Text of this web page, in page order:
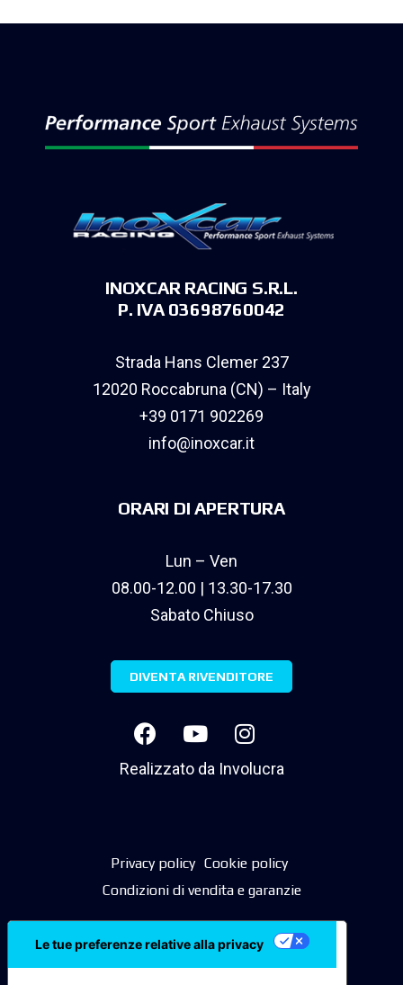
INOXCAR RACING S.R.L.
P. IVA 03698760042
Strada Hans Clemer 237
12020 Roccabruna (CN) – Italy
+39 0171 902269
info@inoxcar.it
ORARI DI APERTURA
Lun – Ven
08.00-12.00 | 13.30-17.30
Sabato Chiuso
DIVENTA RIVENDITORE
Realizzato da Involucra
Privacy policy Cookie policy
Condizioni di vendita e garanzie
Le tue preferenze relative alla privacy